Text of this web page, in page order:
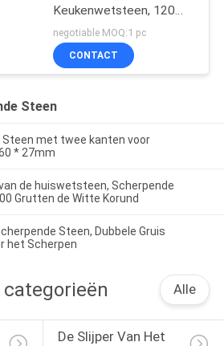
Keukenwetsteen, 120
het Messenslijper van 80
Gruissteen
negotiable MOQ:1 pc
CONTACT
Steen
met twee kanten voor
* 27mm
de huiswetsteen, Scherpende
Grutten de Witte Korund
Steen, Dubbele Gruis
het Scherpen
Alle
De Slijper Van Het